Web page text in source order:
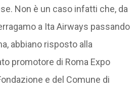
Non è un caso infatti che, da
a Ita Airways passando
abbiano risposto alla
promotore di Roma Expo
e del Comune di